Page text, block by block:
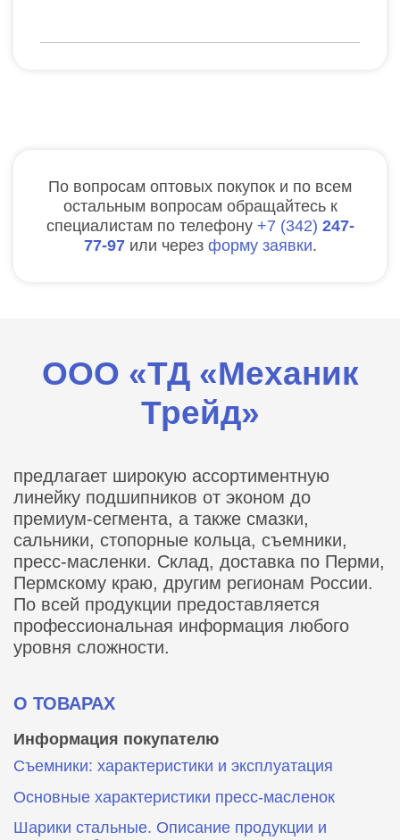
По вопросам оптовых покупок и по всем
остальным вопросам обращайтесь к
специалистам по телефону
7 342 247-
77-97 или через форму заявки.
ООО «ТД «Механик
Трейд»
предлагает широкую ассортиментную
линейку подшипников от эконом до
премиум-сегмента, а также смазки,
сальники, стопорные кольца, съемники,
пресс-масленки. Склад, доставка по Перми,
Пермскому краю, другим регионам России.
По всей продукции предоставляется
профессиональная информация любого
уровня сложности.
О ТОВАРАХ
Информация покупателю
Съемники: характеристики и эксплуатация
Основные характеристики пресс‑масленок
Шарики стальные. Описание продукции и